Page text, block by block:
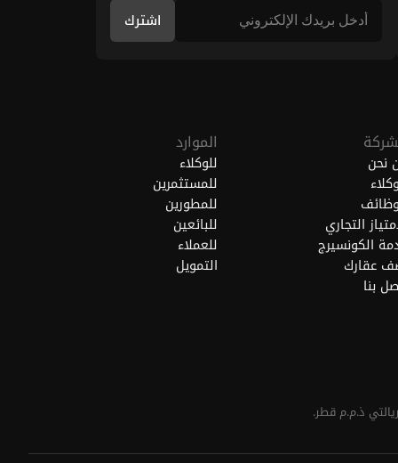
اشترك
نحن
التجاري
الكونسيرج
عقارك
بنا
الموارد
للوكلاء
للمستثمرين
للمطورين
للبائعين
للعملاء
التمويل